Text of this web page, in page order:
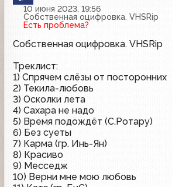
10 июня 2023, 19:56
Собственная оцифровка. VHSRip
Есть проблема?
Собственная оцифровка. VHSRip
Треклист:
1) Спрячем слёзы от посторонних
2) Текила-любовь
3) Осколки лета
4) Сахара не надо
5) Время подождёт (С.Ротару)
6) Без суеты
7) Карма (гр. Инь-Ян)
8) Красиво
9) Месседж
10) Верни мне мою любовь